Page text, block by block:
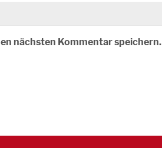
nächsten Kommentar speichern.